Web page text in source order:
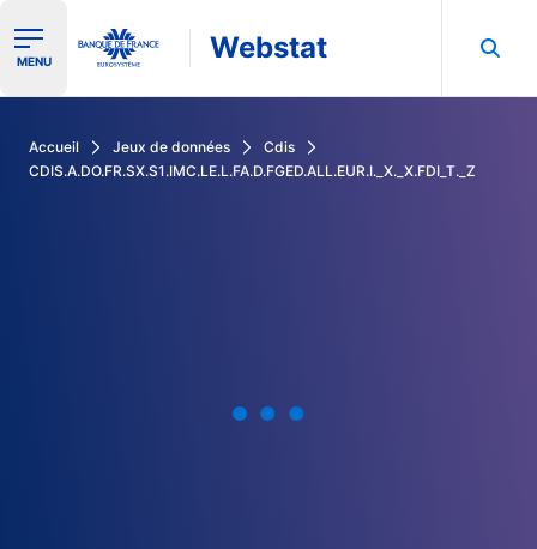
Ouvrir le menu de navigation
MENU Webstat
Accueil Jeux de données
Cdis
CDIS.A.DO.FR.SX.S1.IMC.LE.L.FA.D.FGED.ALL.EUR.I._X._X.FDI_T._Z